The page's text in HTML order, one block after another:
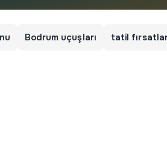
Bodrum uçuşları tatil